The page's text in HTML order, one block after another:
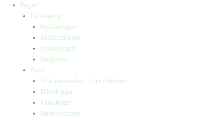
Bøger
Letlæsning
Indskolingen
Mellemtrinnet
Udskolingen
Bogkasser
Børn
Små mennesker, store drømme
Billedbøger
Faktabøger
Børneromaner